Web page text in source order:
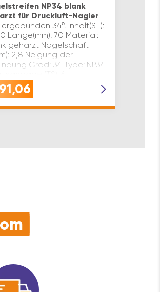
NP34 blank
für Druckluft-Nagler
34º. Inhalt(ST):
Länge(mm): 70 Material:
geharzt Nagelschaft
2,8 Neigung der
Grad: 34 Type: NP34
91,06